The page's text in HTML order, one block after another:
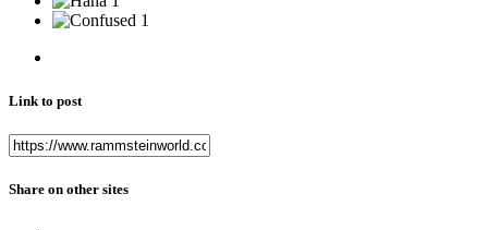
1
Link to post
Share on other sites